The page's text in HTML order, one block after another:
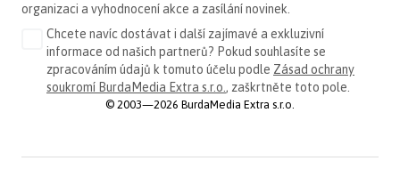
organizaci a vyhodnocení akce a zasílání novinek.
Chcete navíc dostávat i další zajímavé a exkluzivní
informace od našich partnerů? Pokud souhlasíte se
zpracováním údajů k tomuto účelu podle Zásad ochrany
soukromí BurdaMedia Extra s.r.o. , zaškrtněte toto pole.
© 2003—2026 BurdaMedia Extra s.r.o.